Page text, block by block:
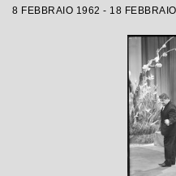
8 FEBBRAIO 1962 - 18